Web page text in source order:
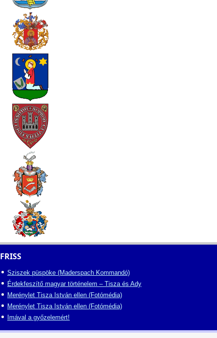
FRISS
Sziszek püspöke (Maderspach Kommandó)
Érdekfeszítő magyar történelem – Tisza és Ady
Merénylet Tisza István ellen (Fotómédia)
Merénylet Tisza István ellen (Fotómédia)
Imával a győzelemért!